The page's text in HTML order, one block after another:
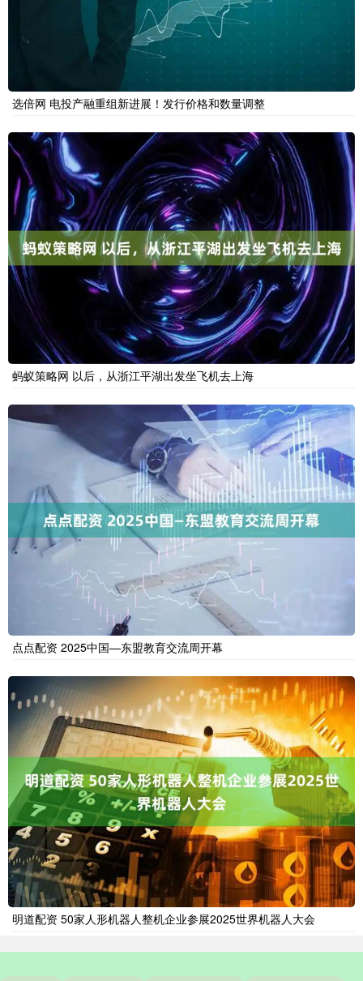
选倍网 电投产融重组新进展！发行价格和数量调整
蚂蚁策略网 以后，从浙江平湖出发坐飞机去上海
点点配资 2025中国—东盟教育交流周开幕
明道配资 50家人形机器人整机企业参展2025世界机器人大会